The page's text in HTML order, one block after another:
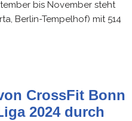
bis November steht
Berlin-Tempelhof) mit 514
CrossFit Bonn
2024 durch